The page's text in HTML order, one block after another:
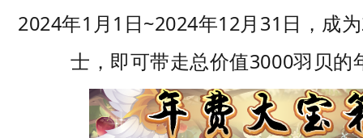
2024年1月1日~2024年12月31日，成
士，即可带走总价值3000羽贝的